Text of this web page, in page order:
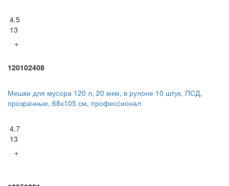
4.5
13
+
120102408
Мешки для мусора 120 л, 20 мкм, в рулоне 10 штук, ПСД,
прозрачные, 68х105 см, профессионал
4.7
13
+